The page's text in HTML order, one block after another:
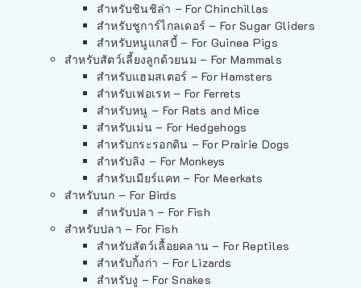
สำหรับชินชิล่า – For Chinchillas
สำหรับชูการ์ไกลเดอร์ – For Sugar Gliders
สำหรับหนูแกสบี้ – For Guinea Pigs
สำหรับสัตว์เลี้ยงลูกด้วยนม – For Mammals
สำหรับแฮมสเตอร์ – For Hamsters
สำหรับเฟอเรท – For Ferrets
สำหรับหนู – For Rats and Mice
สำหรับเม่น – For Hedgehogs
สำหรับกระรอกดิน – For Prairie Dogs
สำหรับลิง – For Monkeys
สำหรับเมียร์แคท – For Meerkats
สำหรับนก – For Birds
สำหรับปลา – For Fish
สำหรับปลา – For Fish
สำหรับสัตว์เลื้อยคลาน – For Reptiles
สำหรับกิ้งก่า – For Lizards
สำหรับงู – For Snakes